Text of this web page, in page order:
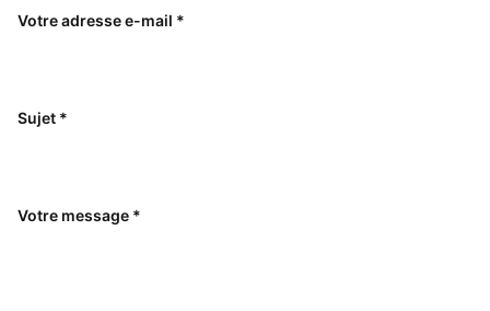
Votre adresse e-mail *
Sujet *
Votre message *